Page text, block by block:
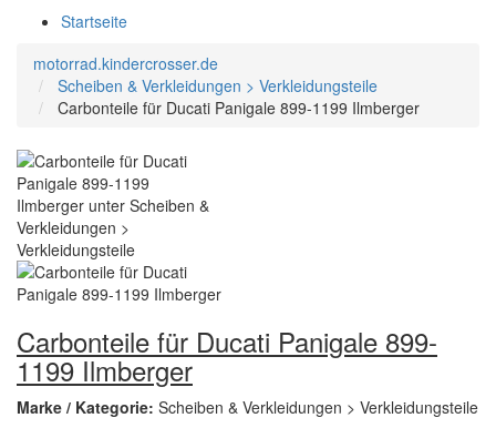
Startseite
motorrad.kindercrosser.de
Scheiben & Verkleidungen > Verkleidungsteile
Carbonteile für Ducati Panigale 899-1199 Ilmberger
Carbonteile für Ducati Panigale 899-
1199 Ilmberger
Marke / Kategorie: Scheiben & Verkleidungen > Verkleidungsteile